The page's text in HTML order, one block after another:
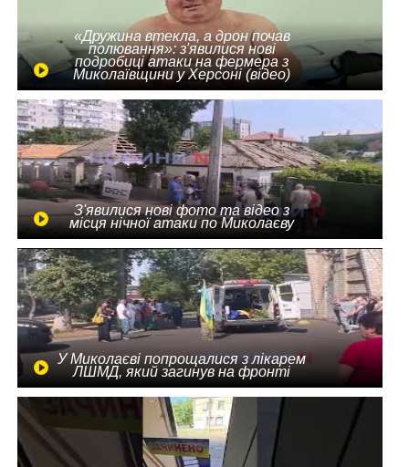
«Дружина втекла, а дрон почав
полювання»: з'явилися нові
подробиці атаки на фермера з
Миколаївщини у Херсоні (відео)
З'явилися нові фото та відео з
місця нічної атаки по Миколаєву
У Миколаєві попрощалися з лікарем
ЛШМД, який загинув на фронті